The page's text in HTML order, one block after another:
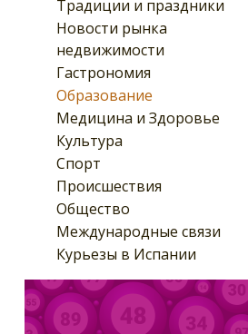
Традиции и праздники
Новости рынка
недвижимости
Гастрономия
Образование
Медицина и Здоровье
Культура
Спорт
Происшествия
Общество
Международные связи
Курьезы в Испании